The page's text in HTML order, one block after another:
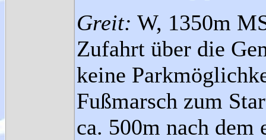
Greit: W, 1350m
Zufahrt über die
keine
Fußmarsch zum
ca. 500m nach dem